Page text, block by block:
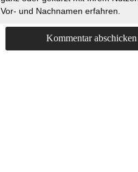
Vor- und Nachnamen erfahren.